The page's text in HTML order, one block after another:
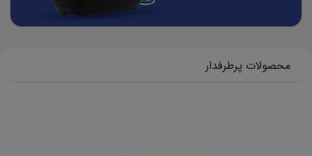
محصولات پرطرفدار